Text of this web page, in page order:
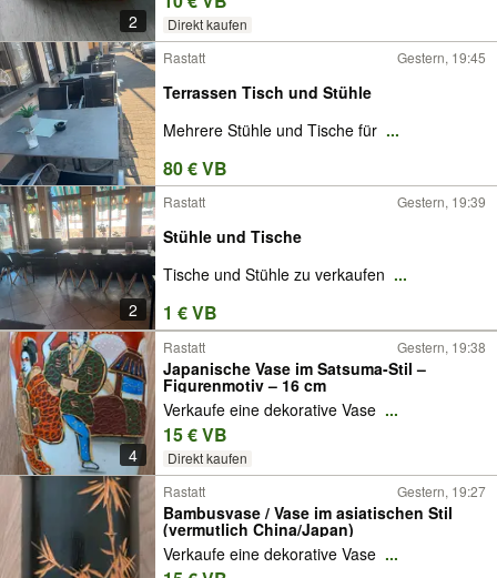
2
Direkt kaufen
Rastatt
Gestern, 19:45
Terrassen Tisch und Stühle
Mehrere Stühle und Tische für ...
80 € VB
2
Rastatt Gestern, 19:39
Stühle und Tische
Tische und Stühle zu verkaufen ...
1 € VB
4
Rastatt Gestern, 19:38
Japanische Vase im Satsuma-Stil –
Figurenmotiv – 16 cm
Verkaufe eine dekorative Vase ...
15 € VB
Direkt kaufen
Rastatt Gestern, 19:27
Bambusvase / Vase im asiatischen Stil
(vermutlich China/Japan)
Verkaufe eine dekorative Vase ...